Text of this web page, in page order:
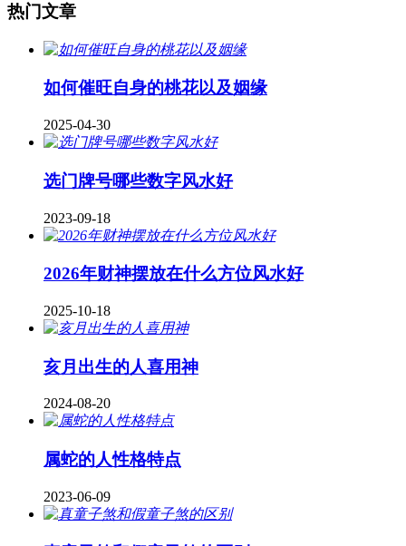
热门文章
如何催旺自身的桃花以及姻缘
2025-04-30
​选门牌号哪些数字风水好
2023-09-18
2026年财神摆放在什么方位风水好
2025-10-18
亥月出生的人喜用神
2024-08-20
属蛇的人性格特点
2023-06-09